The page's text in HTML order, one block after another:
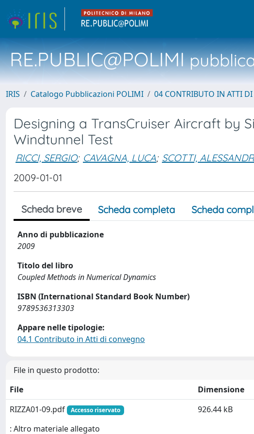
RE.PUBLIC@POLIMI
IRIS Catalogo Pubblicazioni POLIMI 04 CONTRIBUTO IN ATTI
Designing a TransCruiser Aircraft by
Windtunnel Test
RICCI, SERGIO; CAVAGNA, LUCA; SCOTTI,
2009-01-01
Scheda breve Scheda completa Scheda
Anno di pubblicazione
2009
Titolo del libro
Coupled Methods in Numerical Dynamics
ISBN (International Standard Book Number)
9789536313303
Appare nelle tipologie:
04.1 Contributo in Atti di convegno
File in questo prodotto:
File
Dimensione
RIZZA01-09.pdf
Accesso riservato
: Altro materiale allegato
926.44 kB